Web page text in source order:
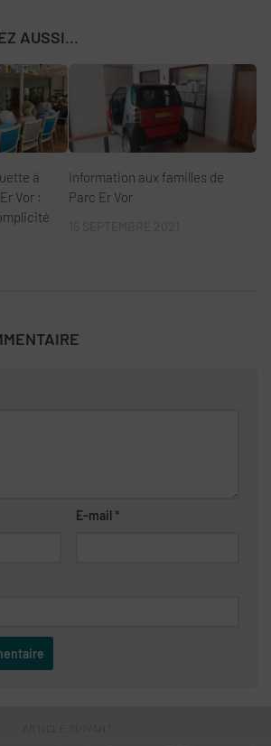
AUSSI...
à
Vor :
Information aux familles de
Parc Er Vor
E-mail*